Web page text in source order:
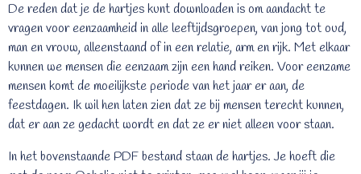
De reden dat je de hartjes kunt downloaden is om aandacht te
vragen voor eenzaamheid in alle leeftijdsgroepen, van jong tot oud,
man en vrouw, alleenstaand of in een relatie, arm en rijk. Met elkaar
kunnen we mensen die eenzaam zijn een hand reiken. Voor eenzame
mensen komt de moeilijkste periode van het jaar er aan, de
feestdagen. Ik wil hen laten zien dat ze bij mensen terecht kunnen,
dat er aan ze gedacht wordt en dat ze er niet alleen voor staan.
In het bovenstaande PDF bestand staan de hartjes. Je hoeft die